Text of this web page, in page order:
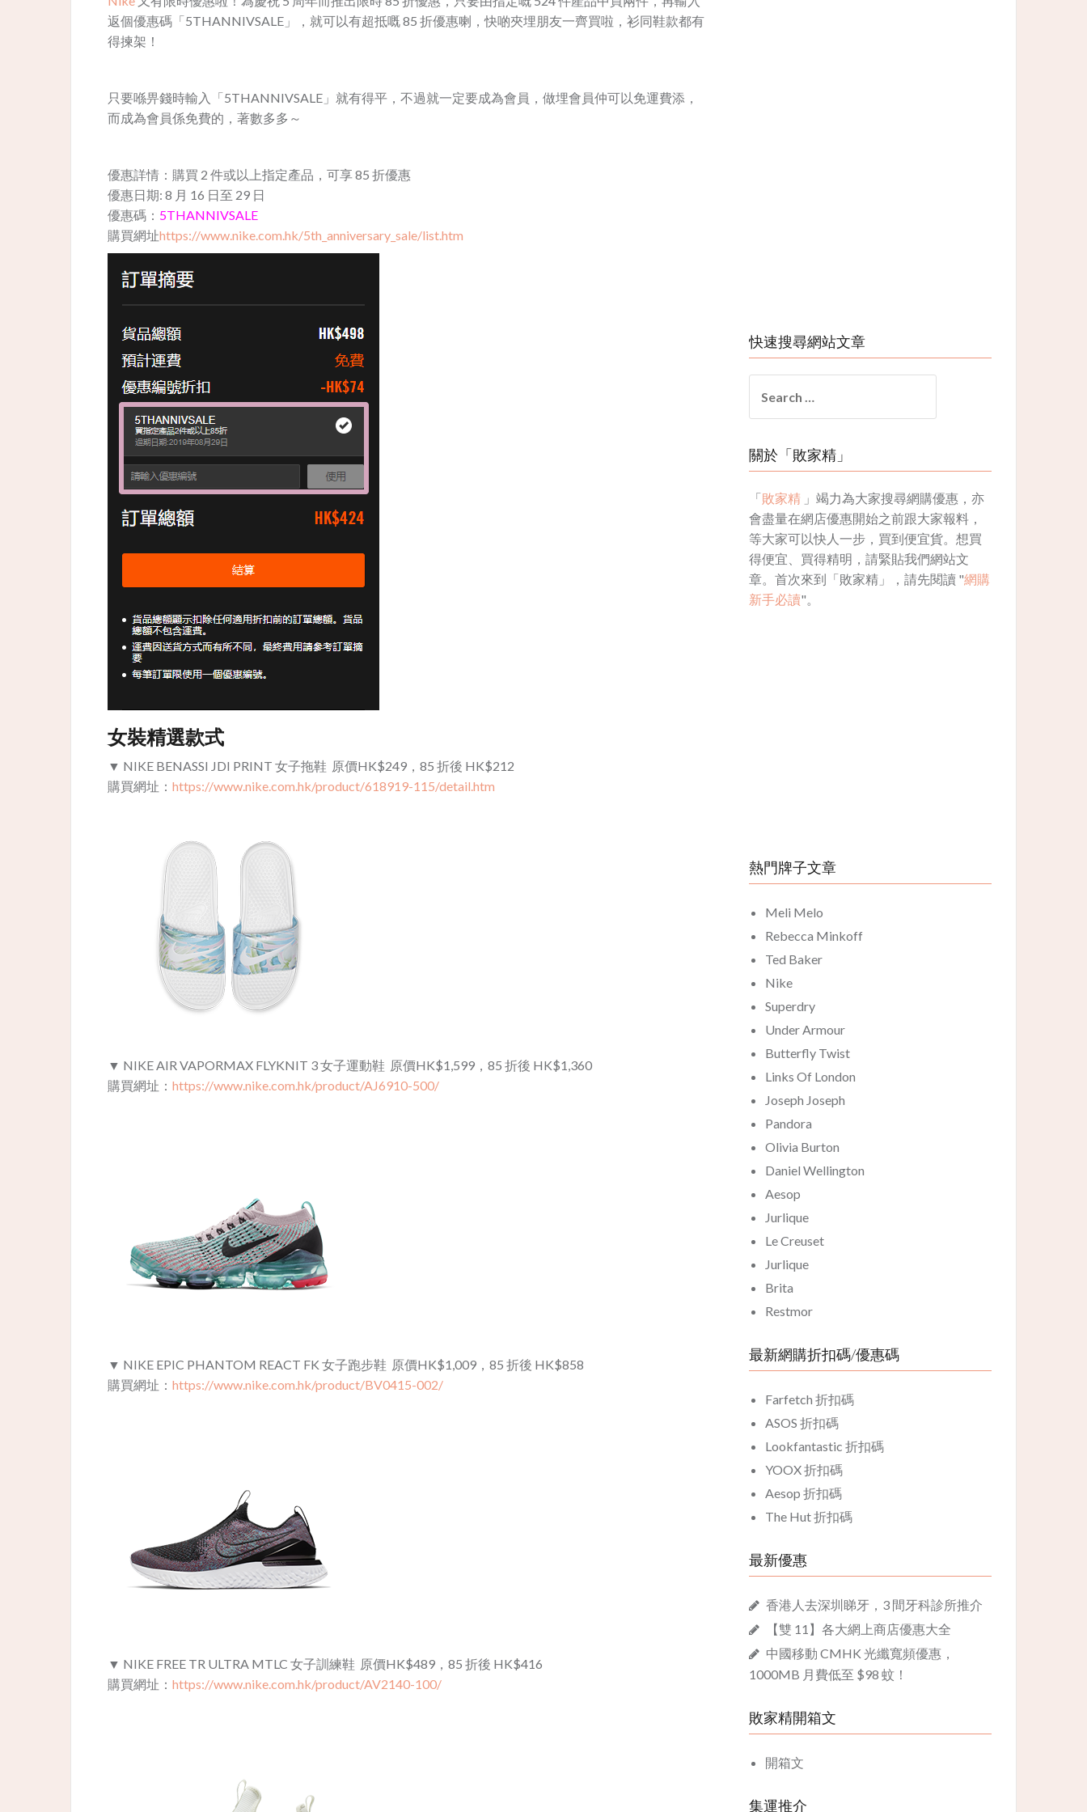
返個優惠碼「5THANNIVSALE」，就可以有超抵嘅 85 折優惠喇，快啲夾埋朋友一齊買啦，衫同鞋款都有
得揀架！
只要喺畀錢時輸入「5THANNIVSALE」就有得平，不過就一定要成為會員，做埋會員仲可以免運費添，
而成為會員係免費的，著數多多～
優惠詳情：購買 2 件或以上指定產品，可享 85 折優惠
優惠日期: 8 月 16 日至 29 日
優惠碼： 5THANNIVSALE
購買網址https://www.nike.com.hk/5th_anniversary_sale/list.htm
女裝精選款式
▼ NIKE BENASSI JDI PRINT 女子拖鞋 原價HK$249，85 折後 HK$212
購買網址： https://www.nike.com.hk/product/618919-115/detail.htm
▼ NIKE AIR VAPORMAX FLYKNIT 3 女子運動鞋 原價HK$1,599，85 折後 HK$1,360
購買網址： https://www.nike.com.hk/product/AJ6910-500/
▼ NIKE EPIC PHANTOM REACT FK 女子跑步鞋 原價HK$1,009，85 折後 HK$858
購買網址： https://www.nike.com.hk/product/BV0415-002/
▼ NIKE FREE TR ULTRA MTLC 女子訓練鞋 原價HK$489，85 折後 HK$416
購買網址： https://www.nike.com.hk/product/AV2140-100/
快速搜尋網站文章
for:
關於「敗家精」
「敗家精 」竭力為大家搜尋網購優惠，亦
會盡量在網店優惠開始之前跟大家報料，
等大家可以快人一步，買到便宜貨。想買
得便宜、買得精明，請緊貼我們網站文
章。首次來到「敗家精」，請先閱讀 "網購
新手必讀"。
熱門牌子文章
Meli Melo
Rebecca Minkoff
Ted Baker
Nike
Superdry
Under Armour
Butterfly Twist
Links Of London
Joseph Joseph
Pandora
Olivia Burton
Daniel Wellington
Aesop
Jurlique
Le Creuset
Jurlique
Brita
Restmor
最新網購折扣碼/優惠碼
Farfetch 折扣碼
ASOS 折扣碼
Lookfantastic 折扣碼
YOOX 折扣碼
Aesop 折扣碼
The Hut 折扣碼
最新優惠
香港人去深圳睇牙，3 間牙科診所推介
【雙 11】各大網上商店優惠大全
中國移動 CMHK 光纖寬頻優惠，
1000MB 月費低至 $98 蚊！
敗家精開箱文
開箱文
集運推介